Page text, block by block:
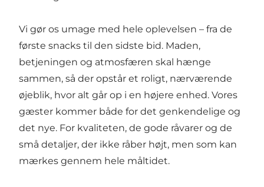
Vi gør os umage med hele oplevelsen – fra de
første snacks til den sidste bid. Maden,
betjeningen og atmosfæren skal hænge
sammen, så der opstår et roligt, nærværende
øjeblik, hvor alt går op i en højere enhed. Vores
gæster kommer både for det genkendelige og
det nye. For kvaliteten, de gode råvarer og de
små detaljer, der ikke råber højt, men som kan
mærkes gennem hele måltidet.